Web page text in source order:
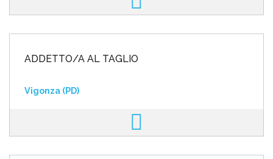
ADDETTO/A AL TAGLIO
Vigonza (PD)